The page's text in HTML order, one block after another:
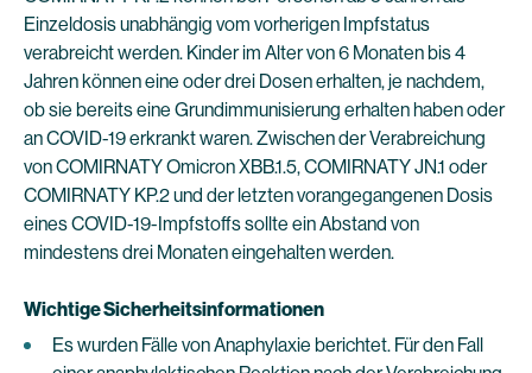
Einzeldosis unabhängig vom vorherigen Impfstatus
verabreicht werden. Kinder im Alter von 6 Monaten bis 4
Jahren können eine oder drei Dosen erhalten, je nachdem,
ob sie bereits eine Grundimmunisierung erhalten haben oder
an COVID-19 erkrankt waren. Zwischen der Verabreichung
von COMIRNATY Omicron XBB.1.5, COMIRNATY JN.1 oder
COMIRNATY KP.2 und der letzten vorangegangenen Dosis
eines COVID-19-Impfstoffs sollte ein Abstand von
mindestens drei Monaten eingehalten werden.
Wichtige Sicherheitsinformationen
Es wurden Fälle von Anaphylaxie berichtet. Für den Fall